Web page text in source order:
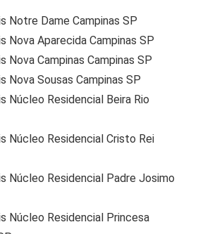
Notre Dame Campinas SP
Nova Aparecida Campinas SP
Nova Campinas Campinas SP
Nova Sousas Campinas SP
Núcleo Residencial Beira Rio
Núcleo Residencial Cristo Rei
Núcleo Residencial Padre Josimo
Núcleo Residencial Princesa